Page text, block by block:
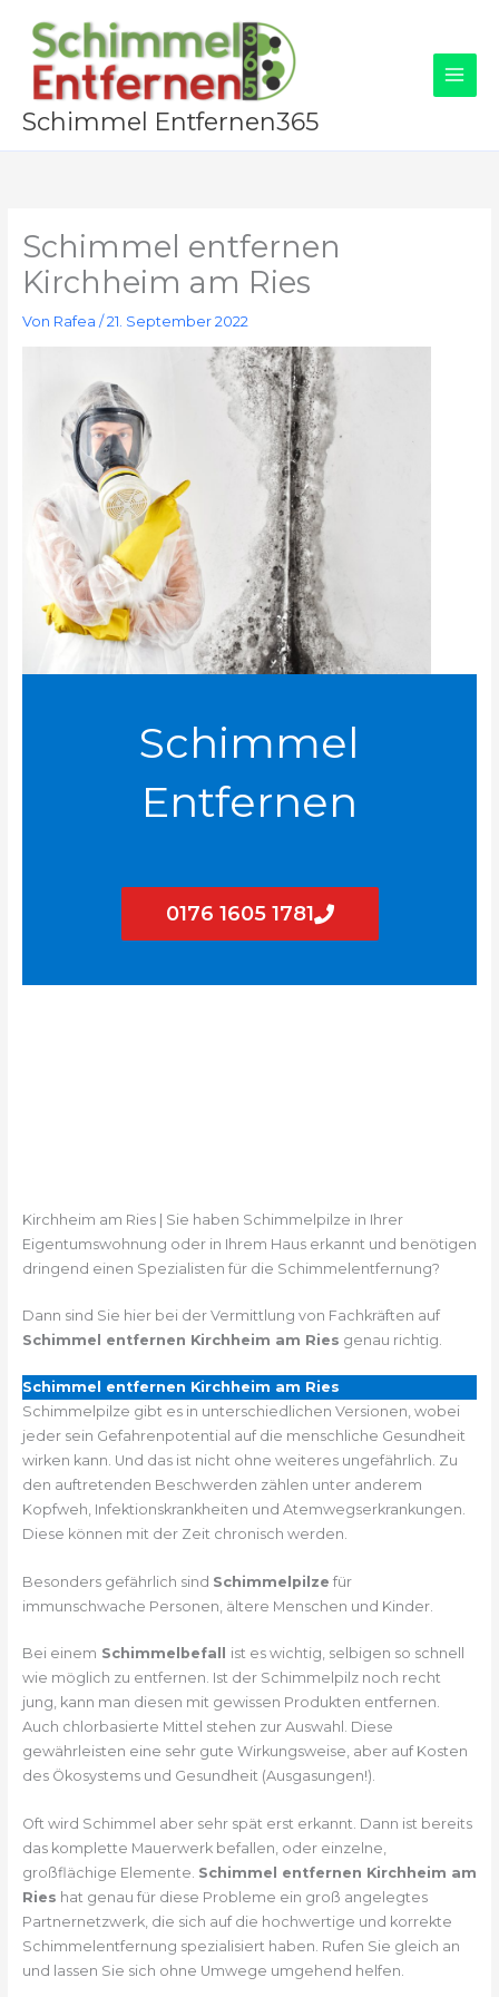
Inhalt
springen
Schimmel Entfernen365
Schimmel entfernen
Kirchheim am Ries
Von Rafea /21. September 2022
Schimmel
Entfernen
0176 1605 1781
Kirchheim am Ries | Sie haben Schimmelpilze in Ihrer
Eigentumswohnung oder in Ihrem Haus erkannt und benötigen
dringend einen Spezialisten für die Schimmelentfernung?
Dann sind Sie hier bei der Vermittlung von Fachkräften auf
Schimmel entfernen Kirchheim am Ries genau richtig.
Schimmel entfernen Kirchheim am Ries
Schimmelpilze gibt es in unterschiedlichen Versionen, wobei
jeder sein Gefahrenpotential auf die menschliche Gesundheit
wirken kann. Und das ist nicht ohne weiteres ungefährlich. Zu
den auftretenden Beschwerden zählen unter anderem
Kopfweh, Infektionskrankheiten und Atemwegserkrankungen.
Diese können mit der Zeit chronisch werden.
Besonders gefährlich sind Schimmelpilze für
immunschwache Personen, ältere Menschen und Kinder.
Bei einem Schimmelbefall ist es wichtig, selbigen so schnell
wie möglich zu entfernen. Ist der Schimmelpilz noch recht
jung, kann man diesen mit gewissen Produkten entfernen.
Auch chlorbasierte Mittel stehen zur Auswahl. Diese
gewährleisten eine sehr gute Wirkungsweise, aber auf Kosten
des Ökosystems und Gesundheit (Ausgasungen!).
Oft wird Schimmel aber sehr spät erst erkannt. Dann ist bereits
das komplette Mauerwerk befallen, oder einzelne,
großflächige Elemente. Schimmel entfernen Kirchheim am
Ries hat genau für diese Probleme ein groß angelegtes
Partnernetzwerk, die sich auf die hochwertige und korrekte
Schimmelentfernung spezialisiert haben. Rufen Sie gleich an
und lassen Sie sich ohne Umwege umgehend helfen.